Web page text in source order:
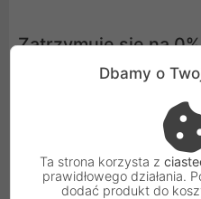
Zatrzymuje się na
Gdy wentylator zostanie
PWM przez płytę główną
zatrzyma się. To sprawia,
tworzenia konfiguracji z
które automatycznie
Dbamy o
Ta strona korzysta z
prawidłowego działania.
dodać produkt do